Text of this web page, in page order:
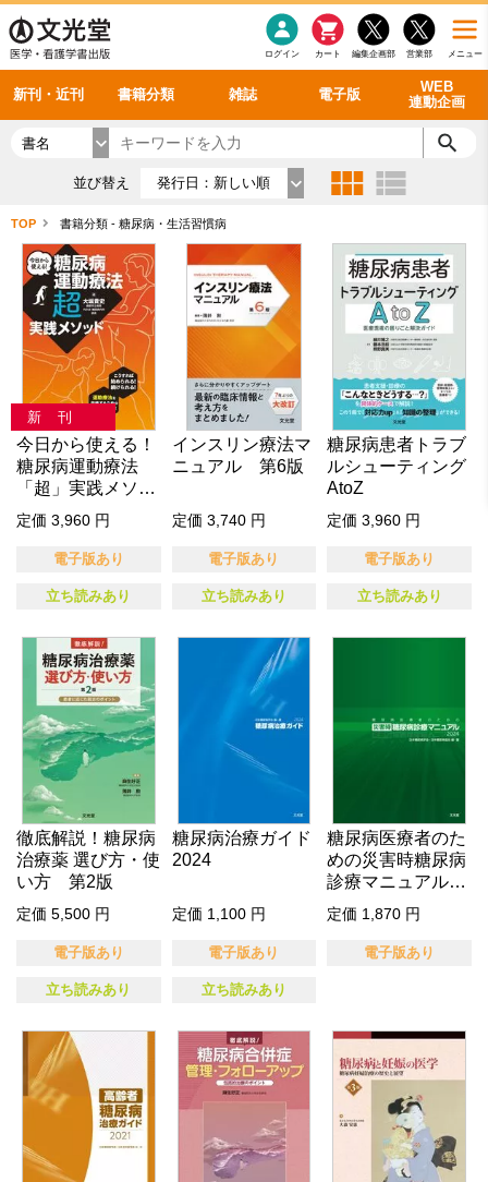
メニュー
営業部
編集企画部
カート
ログイン
新刊・近刊 書籍分類 雑誌 電子版
WEB
連動企画
感染症 老年医学
看護・介護
呼吸器
循環器
シリーズ一覧
雑誌投稿規定
理学療法
雑誌案内・年間購読 最新号 バックナンバー
電子書籍
電子雑誌
書籍「データに基づく臨床動作分析」WEB動画
書籍「眼手術学」WEB動画
書籍「神経症候学 II 改訂第二版」 WEB動画
新刊一覧
今後の発行予定
書名
並び替え 発行日：新しい順
TOP 書籍分類 - 糖尿病・生活習慣病
今日から使える！
糖尿病運動療法
「超」実践メソッ
ド
定価 3,960 円
電子版あり
立ち読みあり
新刊
インスリン療法マ
ニュアル 第6版
定価 3,740 円
電子版あり
立ち読みあり
糖尿病患者トラブ
ルシューティング
AtoZ
定価 3,960 円
電子版あり
立ち読みあり
徹底解説！糖尿病
治療薬 選び方・使
い方 第2版
定価 5,500 円
電子版あり
立ち読みあり
糖尿病治療ガイド
2024
定価 1,100 円
電子版あり
立ち読みあり
糖尿病医療者のた
めの災害時糖尿病
診療マニュアル20
24
定価 1,870 円
電子版あり